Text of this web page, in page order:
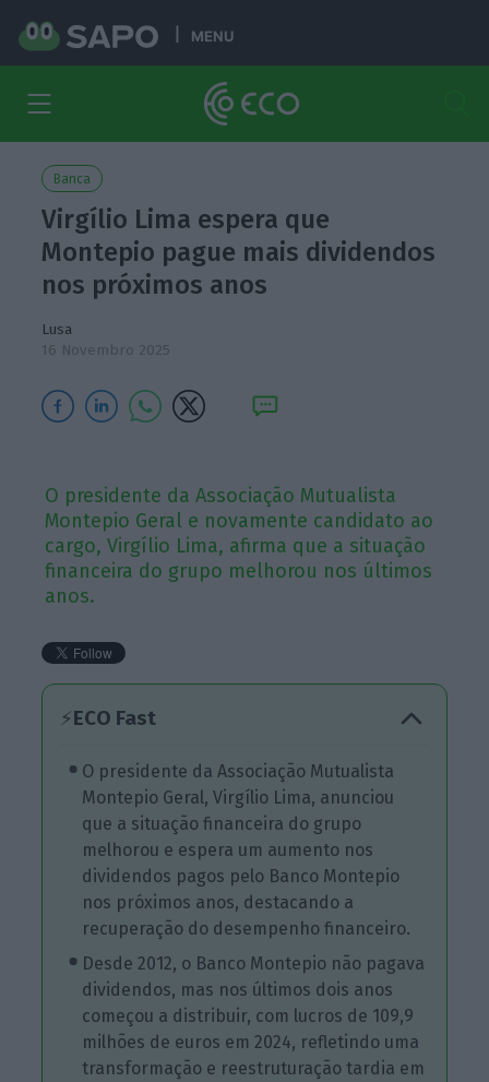
MENU
Banca
Virgílio Lima espera que
Montepio pague mais dividendos
nos próximos anos
Lusa
16 Novembro 2025
O presidente da Associação Mutualista
Montepio Geral e novamente candidato ao
cargo, Virgílio Lima, afirma que a situação
financeira do grupo melhorou nos últimos
anos.
⚡ECO Fast
O presidente da Associação Mutualista
Montepio Geral, Virgílio Lima, anunciou
que a situação financeira do grupo
melhorou e espera um aumento nos
dividendos pagos pelo Banco Montepio
nos próximos anos, destacando a
recuperação do desempenho financeiro.
Desde 2012, o Banco Montepio não pagava
dividendos, mas nos últimos dois anos
começou a distribuir, com lucros de 109,9
milhões de euros em 2024, refletindo uma
transformação e reestruturação tardia em